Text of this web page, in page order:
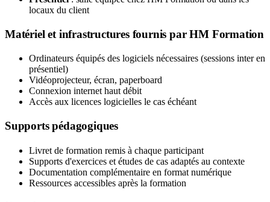
locaux du client
Matériel et infrastructures fournis par HM Formation
Ordinateurs équipés des logiciels nécessaires (sessions inter en
présentiel)
Vidéoprojecteur, écran, paperboard
Connexion internet haut débit
Accès aux licences logicielles le cas échéant
Supports pédagogiques
Livret de formation remis à chaque participant
Supports d'exercices et études de cas adaptés au contexte
Documentation complémentaire en format numérique
Ressources accessibles après la formation